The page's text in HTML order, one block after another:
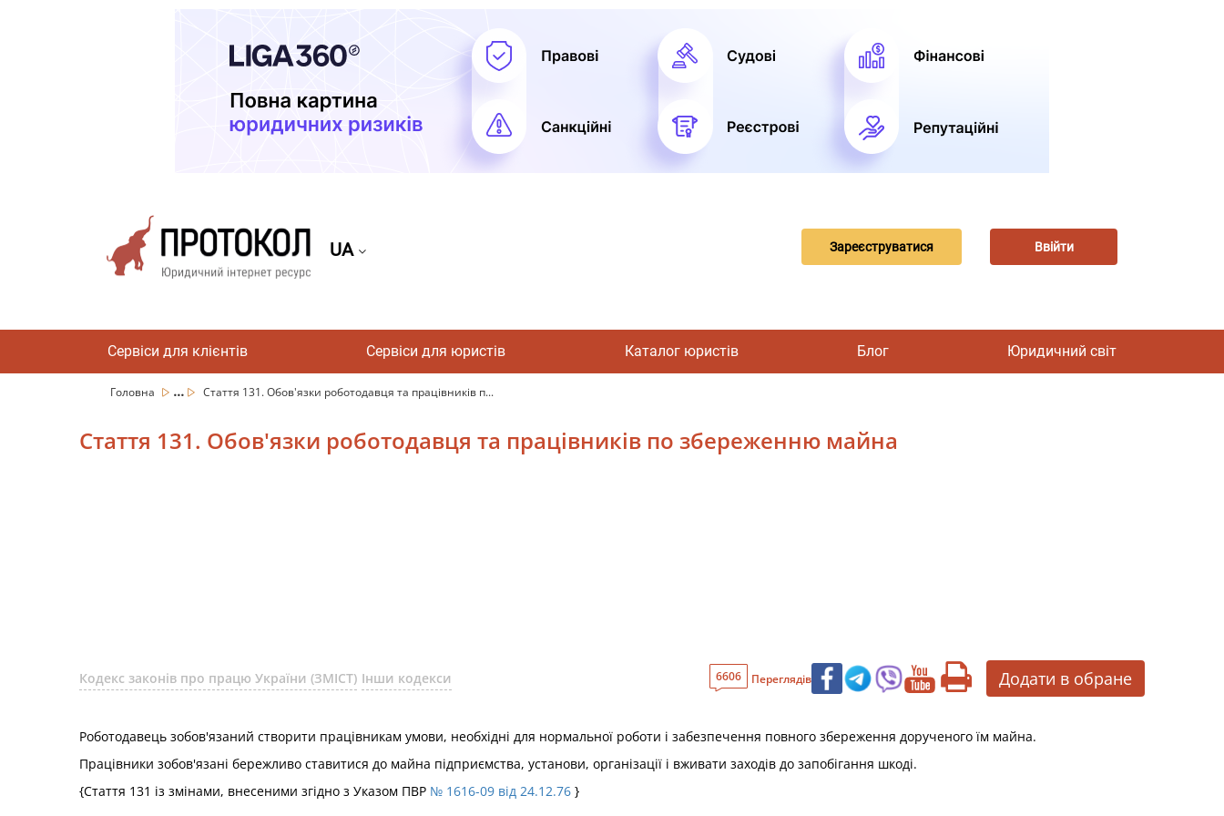
UA Зареєструватися Ввійти
Сервіси для клієнтів Сервіси для юристів Каталог юристів Блог Юридичний світ
Головна ... Стаття 131. Обов'язки роботодавця та працівників п...
Стаття 131. Обов'язки роботодавця та працівників по збереженню майна
Кодекс законів про працю України (ЗМІСТ) Інши кодекси 6606 Переглядів Додати в обране
Роботодавець зобов'язаний створити працівникам умови, необхідні для нормальної роботи і забезпечення повного збереження дорученого їм майна.
Працівники зобов'язані бережливо ставитися до майна підприємства, установи, організації і вживати заходів до запобігання шкоді.
{Стаття 131 із змінами, внесеними згідно з Указом ПВР № 1616-09 від 24.12.76 }